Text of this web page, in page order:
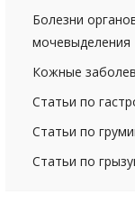
Болезни
мочевыделения
Кожные
Статьи по
Статьи по
Статьи по